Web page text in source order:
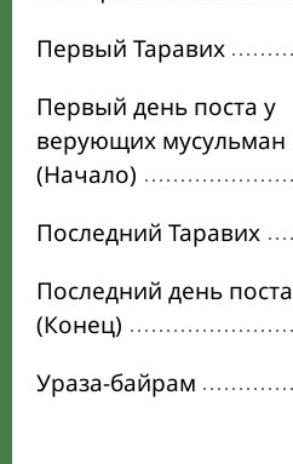
Первый Таравих
Первый день поста у
верующих мусульман
(Начало)
Последний Таравих
Последний день поста
(Конец)
Ураза-байрам